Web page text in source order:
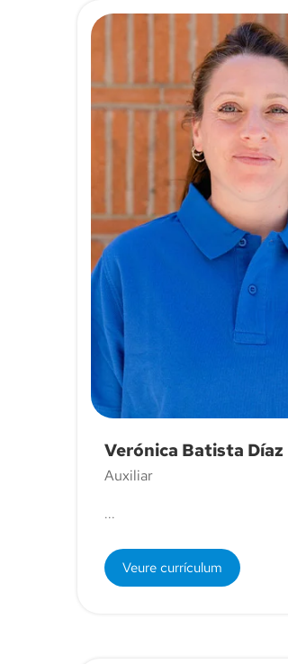
Verónica Batista Díaz
Auxiliar
...
Veure currículum